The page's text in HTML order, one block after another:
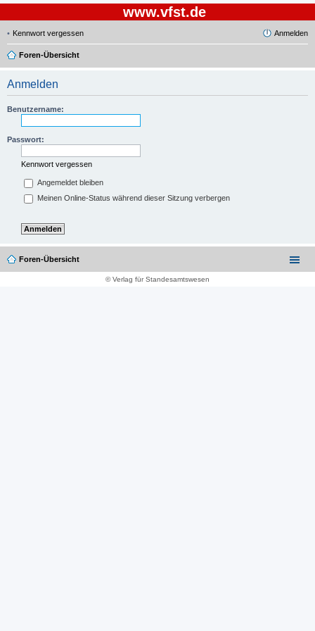
www.vfst.de
Kennwort vergessen Anmelden
Foren-Übersicht
Anmelden
Benutzername:
Passwort:
Kennwort vergessen
Angemeldet bleiben
Meinen Online-Status während dieser Sitzung verbergen
Foren-Übersicht
© Verlag für Standesamtswesen